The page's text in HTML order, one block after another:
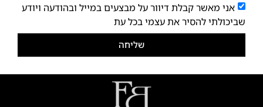
אני מאשר קבלת דיוור על מבצעים במייל ובהודעה ויודע
שביכולתי להסיר את עצמי בכל עת
שליחה